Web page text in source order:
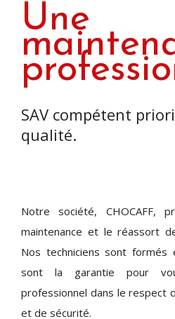
Une
SAV compétent
qualité.
Notre société, CHOCAFF,
maintenance et le réassort
Nos techniciens sont
sont la garantie pour
professionnel dans le respect
et de sécurité.